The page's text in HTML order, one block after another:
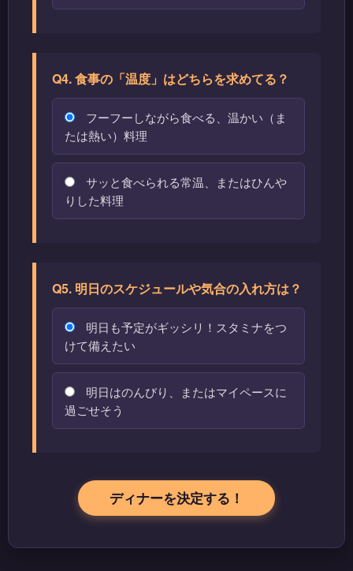
Q4. 食事の「温度」はどちらを求めてる？
フーフーしながら食べる、温かい（ま
たは熱い）料理
サッと食べられる常温、またはひんや
りした料理
Q5. 明日のスケジュールや気合の入れ方は？
明日も予定がギッシリ！スタミナをつ
けて備えたい
明日はのんびり、またはマイペースに
過ごせそう
ディナーを決定する！